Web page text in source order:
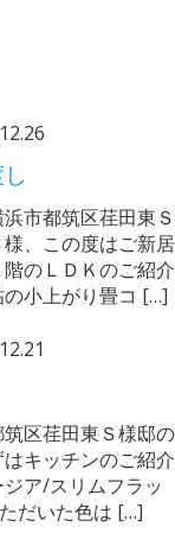
市都筑区荏田東Ｓ
、この度はご新居
のＬＤＫのご紹介
小上がり畳コ […]
区荏田東Ｓ様邸の
キッチンのご紹介
ア/スリムフラッ
だいた色は […]